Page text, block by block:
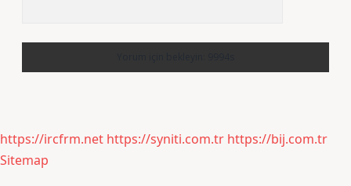
https://ircfrm.net https://syniti.com.tr https://bij.com.tr
Sitemap